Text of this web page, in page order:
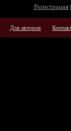
Регистрация
Для авторов